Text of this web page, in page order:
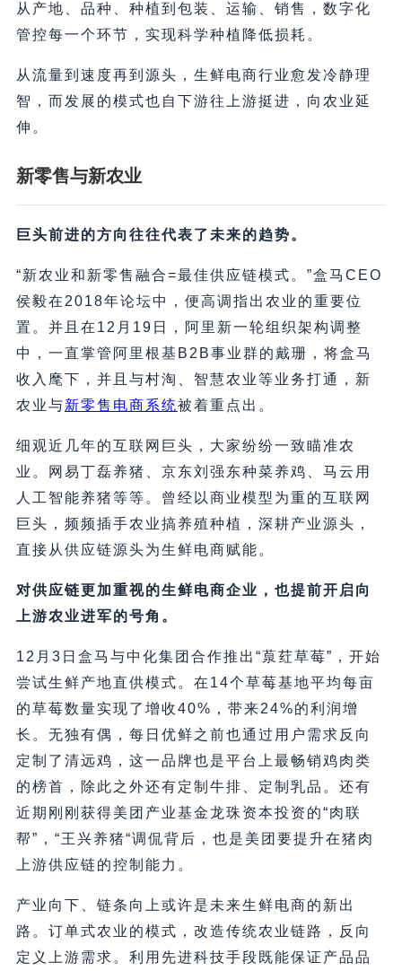
从产地、品种、种植到包装、运输、销售，数字化
管控每一个环节，实现科学种植降低损耗。
从流量到速度再到源头，生鲜电商行业愈发冷静理
智，而发展的模式也自下游往上游挺进，向农业延
伸。
新零售与新农业
巨头前进的方向往往代表了未来的趋势。
“新农业和新零售融合=最佳供应链模式。”盒马CEO
侯毅在2018年论坛中，便高调指出农业的重要位
置。并且在12月19日，阿里新一轮组织架构调整
中，一直掌管阿里根基B2B事业群的戴珊，将盒马
收入麾下，并且与村淘、智慧农业等业务打通，新
农业与新零售电商系统被着重点出。
细观近几年的互联网巨头，大家纷纷一致瞄准农
业。网易丁磊养猪、京东刘强东种菜养鸡、马云用
人工智能养猪等等。曾经以商业模型为重的互联网
巨头，频频插手农业搞养殖种植，深耕产业源头，
直接从供应链源头为生鲜电商赋能。
对供应链更加重视的生鲜电商企业，也提前开启向
上游农业进军的号角。
12月3日盒马与中化集团合作推出“葲荭草莓”，开始
尝试生鲜产地直供模式。在14个草莓基地平均每亩
的草莓数量实现了增收40%，带来24%的利润增
长。无独有偶，每日优鲜之前也通过用户需求反向
定制了清远鸡，这一品牌也是平台上最畅销鸡肉类
的榜首，除此之外还有定制牛排、定制乳品。还有
近期刚刚获得美团产业基金龙珠资本投资的“肉联
帮”，“王兴养猪“调侃背后，也是美团要提升在猪肉
上游供应链的控制能力。
产业向下、链条向上或许是未来生鲜电商的新出
路。订单式农业的模式，改造传统农业链路，反向
定义上游需求。利用先进科技手段既能保证产品品